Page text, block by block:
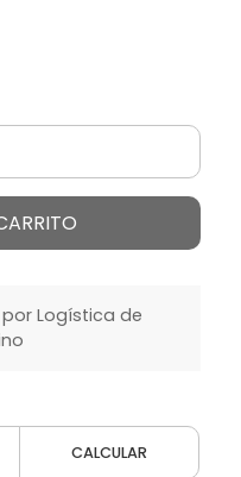
Logística de
CALCULAR